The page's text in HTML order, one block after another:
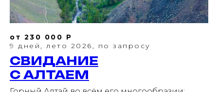
от 230 000 Р
9 дней, лето 2026, по запросу
СВИДАНИЕ
С АЛТАЕМ